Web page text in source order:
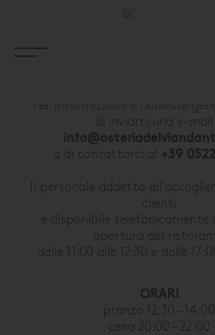
Per informazioni e richieste
di inviarci una e-mail
o di contattarci al +39
Il personale addetto
clienti
è disponibile telefonicamente
apertura del
dalle 11:00 alle 12:30 e dalle
ORARI
pranzo 12:30 – 14:00
cena 20:00 – 22:00